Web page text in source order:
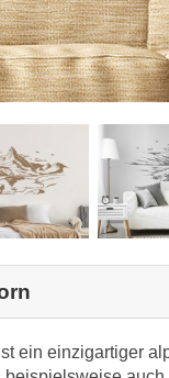
ein einzigartiger